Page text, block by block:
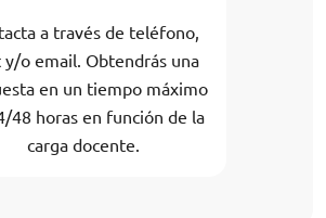
a través de teléfono,
y/o email. Obtendrás una
en un tiempo máximo
48 horas en función de la
carga docente.